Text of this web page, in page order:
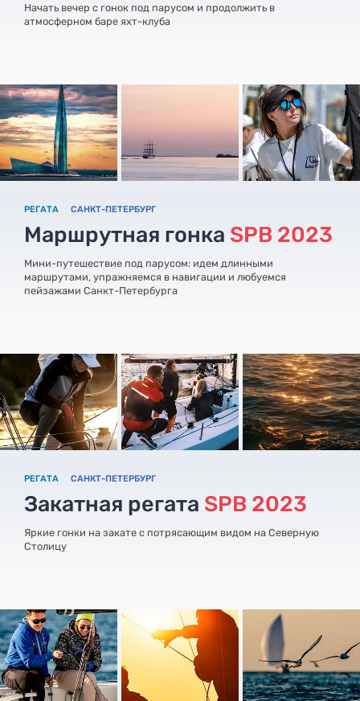
Начать вечер с гонок под парусом и продолжить в
атмосферном баре яхт-клуба
РЕГАТА САНКТ-ПЕТЕРБУРГ
Маршрутная гонка SPB 2023
Мини-путешествие под парусом: идем длинными
маршрутами, упражняемся в навигации и любуемся
пейзажами Санкт-Петербурга
РЕГАТА САНКТ-ПЕТЕРБУРГ
Закатная регата SPB 2023
Яркие гонки на закате с потрясающим видом на Северную
Столицу